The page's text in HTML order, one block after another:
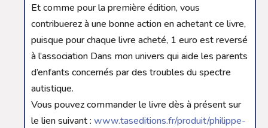
Et comme pour la première édition, vous
contribuerez à une bonne action en achetant ce livre,
puisque pour chaque livre acheté, 1 euro est reversé
à l’association Dans mon univers qui aide les parents
d’enfants concernés par des troubles du spectre
autistique.
Vous pouvez commander le livre dès à présent sur
le lien suivant : www.taseditions.fr/produit/philippe-